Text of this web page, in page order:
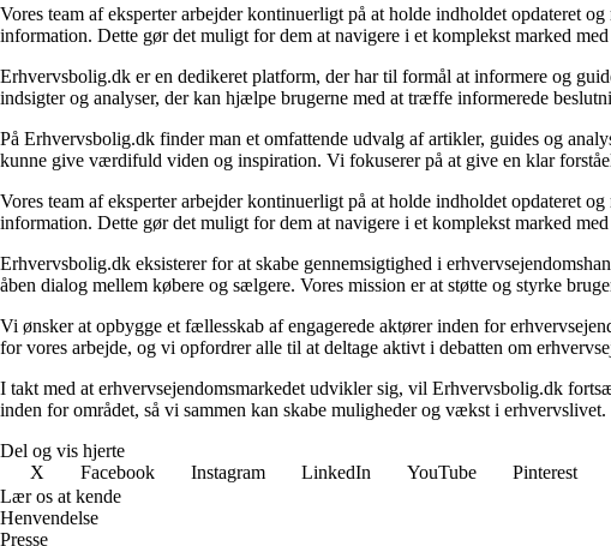
Vores team af eksperter arbejder kontinuerligt på at holde indholdet opdateret
information. Dette gør det muligt for dem at navigere i et komplekst marked
Erhvervsbolig.dk er en dedikeret platform, der har til formål at informere og
indsigter og analyser, der kan hjælpe brugerne med at træffe informerede
På Erhvervsbolig.dk finder man et omfattende udvalg af artikler, guides og
kunne give værdifuld viden og inspiration. Vi fokuserer på at give en klar
Vores team af eksperter arbejder kontinuerligt på at holde indholdet opdateret
information. Dette gør det muligt for dem at navigere i et komplekst marked
Erhvervsbolig.dk eksisterer for at skabe gennemsigtighed i
åben dialog mellem købere og sælgere. Vores mission er at støtte og styrke
Vi ønsker at opbygge et fællesskab af engagerede aktører inden for
for vores arbejde, og vi opfordrer alle til at deltage aktivt i debatten om
I takt med at erhvervsejendomsmarkedet udvikler sig, vil Erhvervsbolig.dk
inden for området, så vi sammen kan skabe muligheder og vækst i erhvervslivet.
Del og vis hjerte
X
Facebook Instagram LinkedIn YouTube Pinterest
Lær os at kende
Henvendelse
Presse